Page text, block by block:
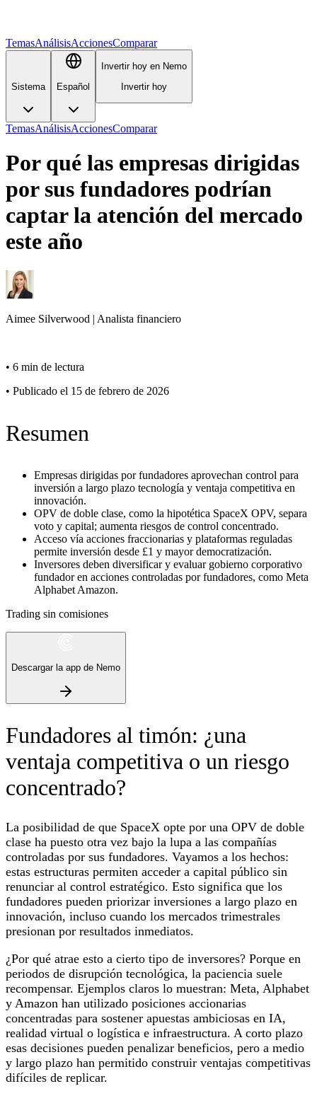
TemasAnálisisAccionesComparar
Sistema Español
Invertir hoy en Nemo
Invertir hoy
TemasAnálisisAccionesComparar
Por qué las empresas dirigidas
por sus fundadores podrían
captar la atención del mercado
este año
Aimee Silverwood | Analista financiero
• 6 min de lectura
• Publicado el 15 de febrero de 2026
Resumen
Empresas dirigidas por fundadores aprovechan control para
inversión a largo plazo tecnología y ventaja competitiva en
innovación.
OPV de doble clase, como la hipotética SpaceX OPV, separa
voto y capital; aumenta riesgos de control concentrado.
Acceso vía acciones fraccionarias y plataformas reguladas
permite inversión desde £1 y mayor democratización.
Inversores deben diversificar y evaluar gobierno corporativo
fundador en acciones controladas por fundadores, como Meta
Alphabet Amazon.
Trading sin comisiones
Descargar la app de Nemo
Fundadores al timón: ¿una
ventaja competitiva o un riesgo
concentrado?
La posibilidad de que SpaceX opte por una OPV de doble
clase ha puesto otra vez bajo la lupa a las compañías
controladas por sus fundadores. Vayamos a los hechos:
estas estructuras permiten acceder a capital público sin
renunciar al control estratégico. Esto significa que los
fundadores pueden priorizar inversiones a largo plazo en
innovación, incluso cuando los mercados trimestrales
presionan por resultados inmediatos.
¿Por qué atrae esto a cierto tipo de inversores? Porque en
periodos de disrupción tecnológica, la paciencia suele
recompensar. Ejemplos claros lo muestran: Meta, Alphabet
y Amazon han utilizado posiciones accionarias
concentradas para sostener apuestas ambiciosas en IA,
realidad virtual o logística e infraestructura. A corto plazo
esas decisiones pueden penalizar beneficios, pero a medio
y largo plazo han permitido construir ventajas competitivas
difíciles de replicar.